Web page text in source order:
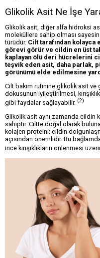
Glikolik Asit Ne İşe
Glikolik asit, diğer alfa hidroksi
moleküllere sahip olması
türüdür. Cilt tarafından
görevi görür ve cildin en üst
kaplayan ölü deri hücrelerini
teşvik eden asit, daha parlak,
görünümü elde edilmesine
Cilt bakım rutinine glikolik asit
dokusunun iyileştirilmesi,
gibi faydalar sağlayabilir. (2)
Glikolik asit aynı zamanda cildin
sahiptir. Ciltte doğal olarak
kolajen proteini; cildin
açısından önemlidir. Bu
ince kırışıklıkların önlenmesi